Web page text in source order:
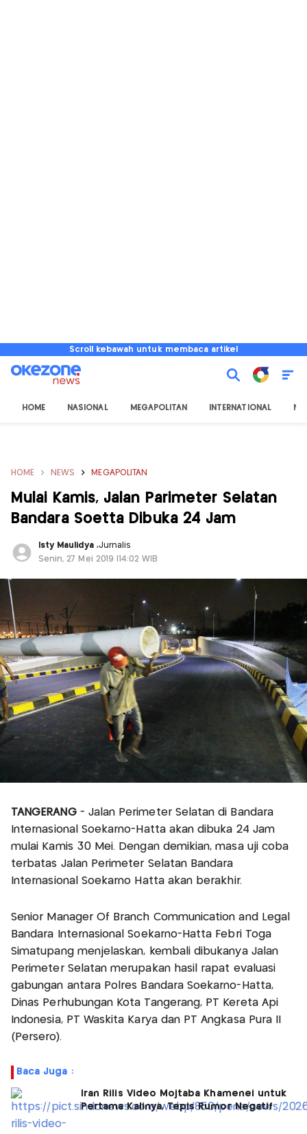
Scroll kebawah untuk membaca artikel
HOME NASIONAL MEGAPOLITAN INTERNATIONAL
HOME NEWS MEGAPOLITAN
Mulai Kamis, Jalan Parimeter Selatan
Bandara Soetta Dibuka 24 Jam
Isty Maulidya ,Jurnalis
Senin, 27 Mei 2019 |14:02 WIB
TANGERANG- Jalan Perimeter Selatan di Bandara
Internasional Soekarno-Hatta akan dibuka 24 Jam
mulai Kamis 30 Mei. Dengan demikian, masa uji coba
terbatas Jalan Perimeter Selatan Bandara
Internasional Soekarno Hatta akan berakhir.
Senior Manager Of Branch Communication and Legal
Bandara Internasional Soekarno-Hatta Febri Toga
Simatupang menjelaskan, kembali dibukanya Jalan
Perimeter Selatan merupakan hasil rapat evaluasi
gabungan antara Polres Bandara Soekarno-Hatta,
Dinas Perhubungan Kota Tangerang, PT Kereta Api
Indonesia, PT Waskita Karya dan PT Angkasa Pura II
(Persero).
Baca Juga :
Iran Rilis Video Mojtaba Khamenei untuk
Pertama Kalinya, Tepis Rumor Negatif